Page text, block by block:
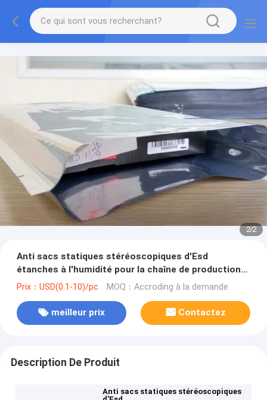
2/2
Anti sacs statiques stéréoscopiques d'Esd
étanches à l'humidité pour la chaîne de production
d'Eletronic
Prix：USD(0.1-10)/pc MOQ：Accroding à la demande
meilleur prix Contactez
Description De Produit
Anti sacs statiques stéréoscopiques